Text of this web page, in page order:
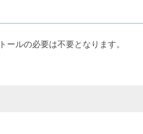
ールの必要は不要となります。